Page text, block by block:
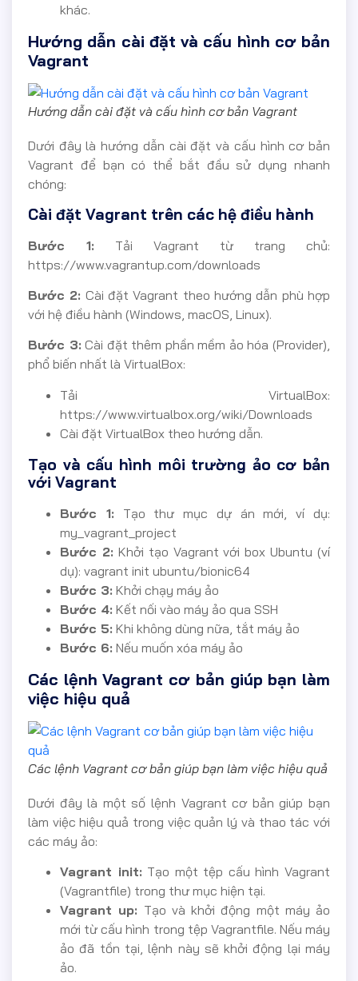
khác.
Hướng dẫn cài đặt và cấu hình cơ bản
Vagrant
Hướng dẫn cài đặt và cấu hình cơ bản Vagrant
Dưới đây là hướng dẫn cài đặt và cấu hình cơ bản
Vagrant để bạn có thể bắt đầu sử dụng nhanh
chóng:
Cài đặt Vagrant trên các hệ điều hành
Bước 1: Tải Vagrant từ trang chủ:
https://www.vagrantup.com/downloads
Bước 2: Cài đặt Vagrant theo hướng dẫn phù hợp
với hệ điều hành (Windows, macOS, Linux).
Bước 3: Cài đặt thêm phần mềm ảo hóa (Provider),
phổ biến nhất là VirtualBox:
Tải VirtualBox:
https://www.virtualbox.org/wiki/Downloads
Cài đặt VirtualBox theo hướng dẫn.
Tạo và cấu hình môi trường ảo cơ bản
với Vagrant
Bước 1: Tạo thư mục dự án mới, ví dụ:
my_vagrant_project
Bước 2: Khởi tạo Vagrant với box Ubuntu (ví
dụ): vagrant init ubuntu/bionic64
Bước 3: Khởi chạy máy ảo
Bước 4: Kết nối vào máy ảo qua SSH
Bước 5: Khi không dùng nữa, tắt máy ảo
Bước 6: Nếu muốn xóa máy ảo
Các lệnh Vagrant cơ bản giúp bạn làm
việc hiệu quả
Các lệnh Vagrant cơ bản giúp bạn làm việc hiệu quả
Dưới đây là một số lệnh Vagrant cơ bản giúp bạn
làm việc hiệu quả trong việc quản lý và thao tác với
các máy ảo:
Vagrant init: Tạo một tệp cấu hình Vagrant
(Vagrantfile) trong thư mục hiện tại.
Vagrant up: Tạo và khởi động một máy ảo
mới từ cấu hình trong tệp Vagrantfile. Nếu máy
ảo đã tồn tại, lệnh này sẽ khởi động lại máy
ảo.